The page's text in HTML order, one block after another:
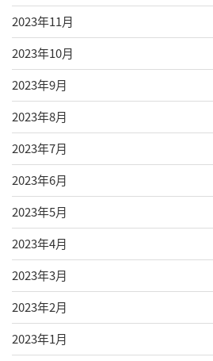
2023年11月
2023年10月
2023年9月
2023年8月
2023年7月
2023年6月
2023年5月
2023年4月
2023年3月
2023年2月
2023年1月